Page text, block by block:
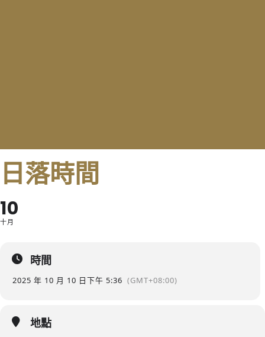
日落時間
10
十月
時間
2025 年 10 月 10 日下午 5:36 (GMT+08:00)
地點